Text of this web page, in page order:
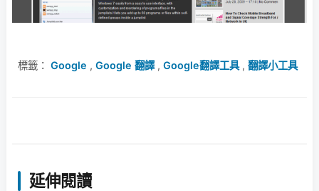
標籤： Google , Google 翻譯, Google翻譯工具, 翻譯小工具
延伸閱讀